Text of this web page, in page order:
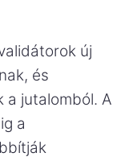
új
és
a jutalomból. A
a